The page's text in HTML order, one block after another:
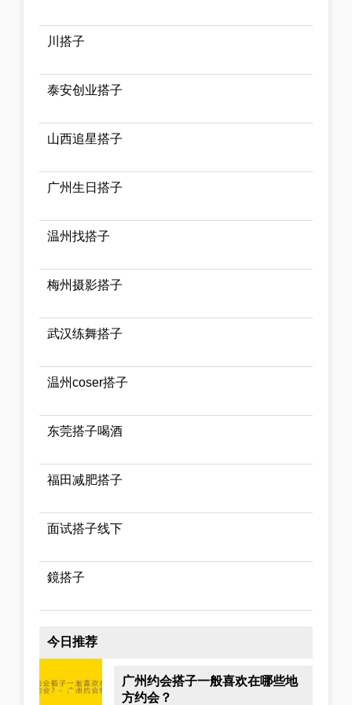
川搭子
泰安创业搭子
山西追星搭子
广州生日搭子
温州找搭子
梅州摄影搭子
武汉练舞搭子
温州coser搭子
东莞搭子喝酒
福田减肥搭子
面试搭子线下
鏡搭子
今日推荐
广州约会搭子一般喜欢在哪些地
方约会？